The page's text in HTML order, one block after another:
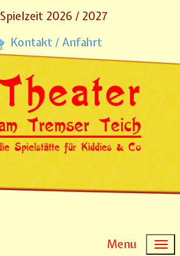
Spielzeit 2026 / 2027
Kontakt / Anfahrt
Menu